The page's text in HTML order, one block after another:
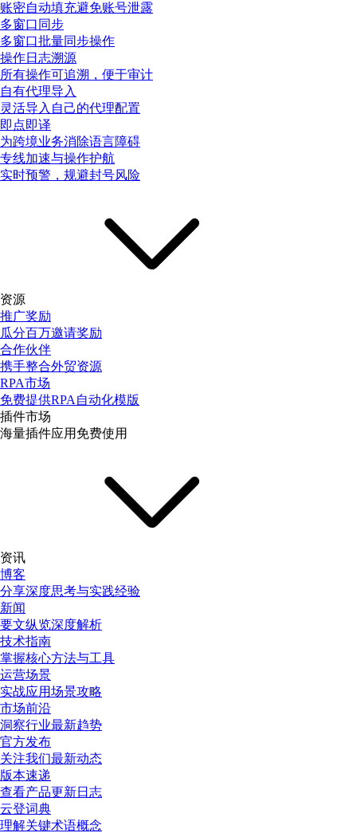
账密自动填充避免账号泄露
多窗口同步
多窗口批量同步操作
操作日志溯源
所有操作可追溯，便于审计
自有代理导入
灵活导入自己的代理配置
即点即译
为跨境业务消除语言障碍
专线加速与操作护航
实时预警，规避封号风险
资源
推广奖励
瓜分百万邀请奖励
合作伙伴
携手整合外贸资源
RPA市场
免费提供RPA自动化模版
插件市场
海量插件应用免费使用
资讯
博客
分享深度思考与实践经验
新闻
要文纵览深度解析
技术指南
掌握核心方法与工具
运营场景
实战应用场景攻略
市场前沿
洞察行业最新趋势
官方发布
关注我们最新动态
版本速递
查看产品更新日志
云登词典
理解关键术语概念